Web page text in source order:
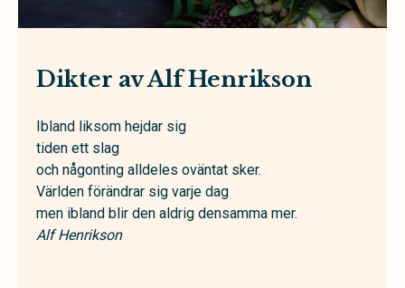
Dikter av Alf Henrikson
Ibland liksom hejdar sig
tiden ett slag
och någonting alldeles oväntat sker.
Världen förändrar sig varje dag
men ibland blir den aldrig densamma mer.
Alf Henrikson